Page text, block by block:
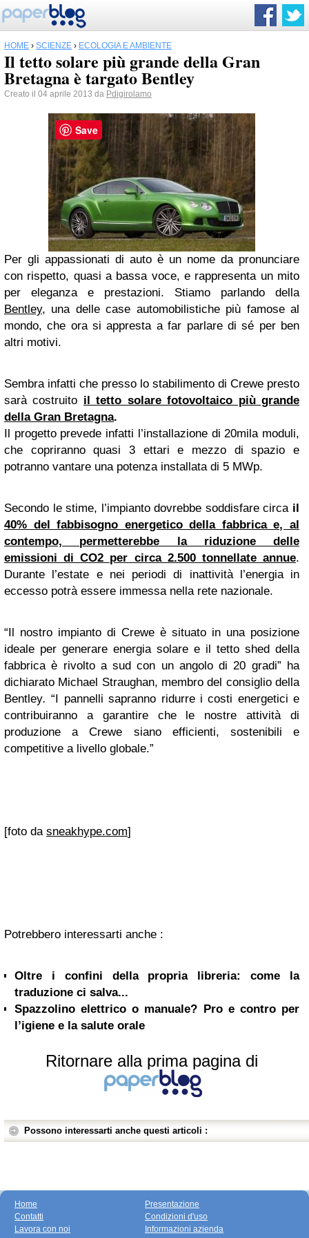
HOME › SCIENZE › ECOLOGIA E AMBIENTE
Il tetto solare più grande della Gran
Bretagna è targato Bentley
Creato il 04 aprile 2013 da Pdigirolamo
Per gli appassionati di auto è un nome da pronunciare
con rispetto, quasi a bassa voce, e rappresenta un mito
per eleganza e prestazioni. Stiamo parlando della
Bentley, una delle case automobilistiche più famose al
mondo, che ora si appresta a far parlare di sé per ben
altri motivi.
Sembra infatti che presso lo stabilimento di Crewe presto
sarà costruito il tetto solare fotovoltaico più grande
della Gran Bretagna.
Il progetto prevede infatti l’installazione di 20mila moduli,
che copriranno quasi 3 ettari e mezzo di spazio e
potranno vantare una potenza installata di 5 MWp.
Secondo le stime, l’impianto dovrebbe soddisfare circa il
40% del fabbisogno energetico della fabbrica e, al
contempo, permetterebbe la riduzione delle
emissioni di CO2 per circa 2.500 tonnellate annue.
Durante l’estate e nei periodi di inattività l’energia in
eccesso potrà essere immessa nella rete nazionale.
“Il nostro impianto di Crewe è situato in una posizione
ideale per generare energia solare e il tetto shed della
fabbrica è rivolto a sud con un angolo di 20 gradi” ha
dichiarato Michael Straughan, membro del consiglio della
Bentley. “I pannelli sapranno ridurre i costi energetici e
contribuiranno a garantire che le nostre attività di
produzione a Crewe siano efficienti, sostenibili e
competitive a livello globale.”
[foto da sneakhype.com]
Potrebbero interessarti anche :
Oltre i confini della propria libreria: come la
traduzione ci salva...
Spazzolino elettrico o manuale? Pro e contro per
l’igiene e la salute orale
Ritornare alla prima pagina di
Possono interessarti anche questi articoli :
Home
Contatti
Lavora con noi
Presentazione
Condizioni d'uso
Informazioni azienda
Save